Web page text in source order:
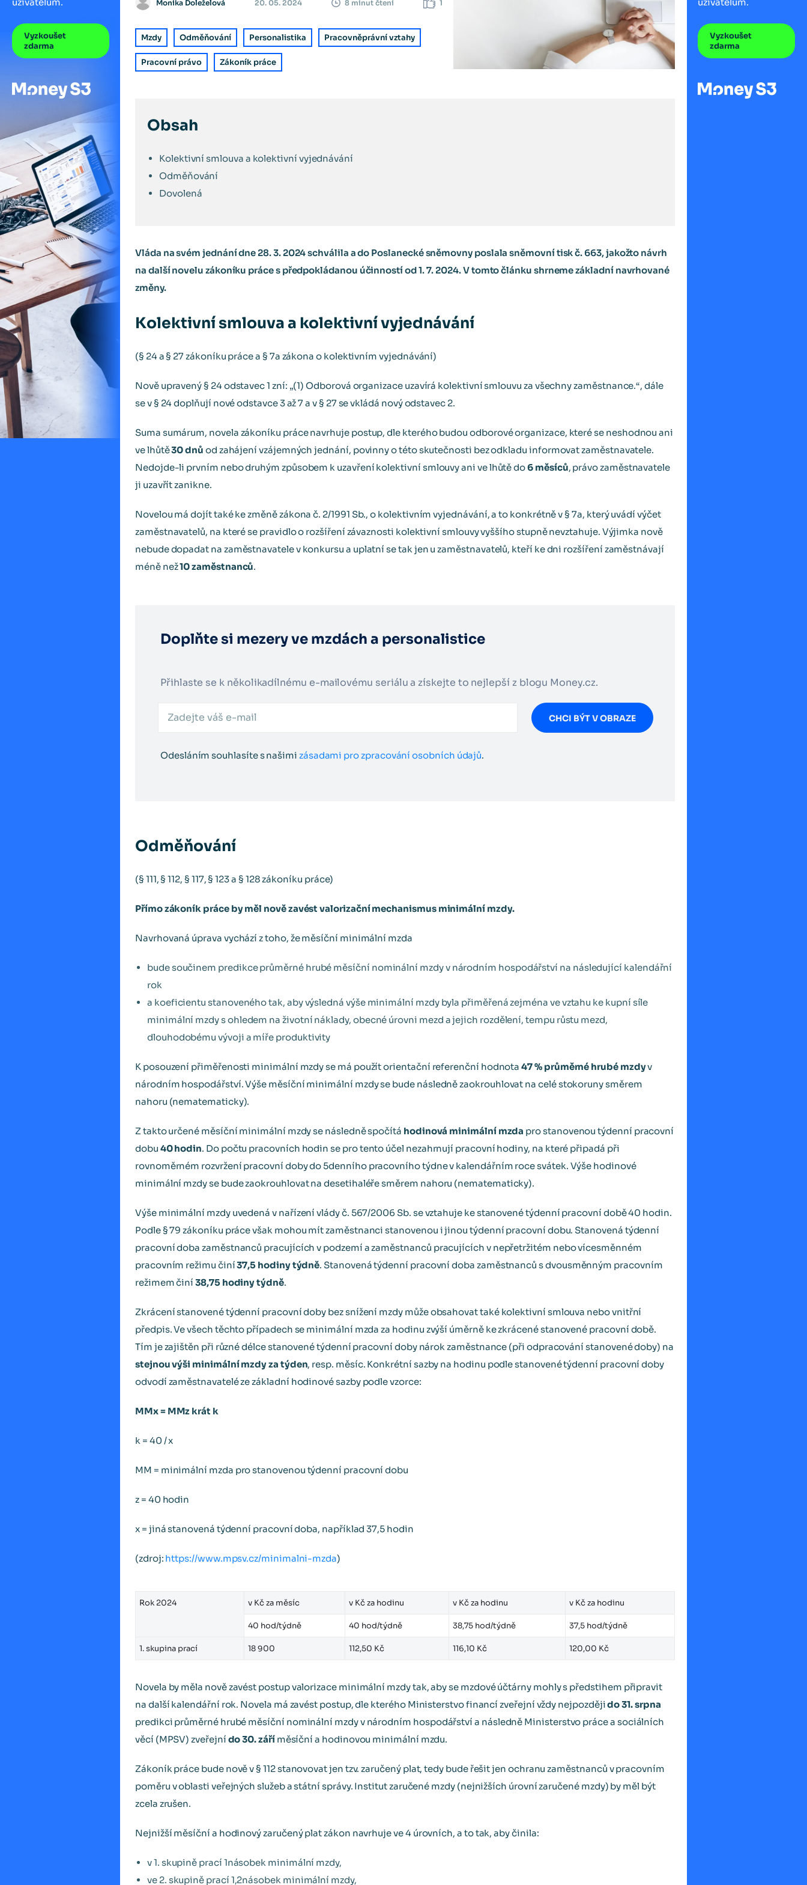
Vyzkoušet
zdarma
Monika Doleželová 20. 05. 2024 8 minut čtení 1
Mzdy Odměňování Personalistika Pracovněprávní vztahy
Pracovní právo Zákoník práce
Obsah
Kolektivní smlouva a kolektivní vyjednávání
Odměňování
Dovolená
Vláda na svém jednání dne 28. 3. 2024 schválila a do Poslanecké sněmovny poslala sněmovní tisk č. 663, jakožto návrh
na další novelu zákoníku práce s předpokládanou účinností od 1. 7. 2024. V tomto článku shrneme základní navrhované
změny.
Kolektivní smlouva a kolektivní vyjednávání
(§ 24 a § 27 zákoníku práce a § 7a zákona o kolektivním vyjednávání)
Nově upravený § 24 odstavec 1 zní: „(1) Odborová organizace uzavírá kolektivní smlouvu za všechny zaměstnance.“, dále
se v § 24 doplňují nové odstavce 3 až 7 a v § 27 se vkládá nový odstavec 2.
Suma sumárum, novela zákoníku práce navrhuje postup, dle kterého budou odborové organizace, které se neshodnou ani
ve lhůtě30 dnů od zahájení vzájemných jednání, povinny o této skutečnosti bez odkladu informovat zaměstnavatele.
Nedojde-li prvním nebo druhým způsobem k uzavření kolektivní smlouvy ani ve lhůtě do6 měsíců, právo zaměstnavatele
ji uzavřít zanikne.
Novelou má dojít také ke změně zákona č. 2/1991 Sb., o kolektivním vyjednávání, a to konkrétně v § 7a, který uvádí výčet
zaměstnavatelů, na které se pravidlo o rozšíření závaznosti kolektivní smlouvy vyššího stupně nevztahuje. Výjimka nově
nebude dopadat na zaměstnavatele v konkursu a uplatní se tak jen u zaměstnavatelů, kteří ke dni rozšíření zaměstnávají
méně než10 zaměstnanců.
Doplňte si mezery ve mzdách a personalistice
Přihlaste se k několikadílnému e-mailovému seriálu a získejte to nejlepší z blogu Money.cz.
CHCI BÝT V OBRAZE
Odesláním souhlasíte s našimi zásadami pro zpracování osobních údajů.
Odměňování
(§ 111, § 112, § 117, § 123 a § 128 zákoníku práce)
Přímo zákoník práce by měl nově zavést valorizační mechanismus minimální mzdy.
Navrhovaná úprava vychází z toho, že měsíční minimální mzda
bude součinem predikce průměrné hrubé měsíční nominální mzdy v národním hospodářství na následující kalendářní
rok
a koeficientu stanoveného tak, aby výsledná výše minimální mzdy byla přiměřená zejména ve vztahu ke kupní síle
minimální mzdy s ohledem na životní náklady, obecné úrovni mezd a jejich rozdělení, tempu růstu mezd,
dlouhodobému vývoji a míře produktivity
K posouzení přiměřenosti minimální mzdy se má použít orientační referenční hodnota47 % průměrné hrubé mzdyv
národním hospodářství. Výše měsíční minimální mzdy se bude následně zaokrouhlovat na celé stokoruny směrem
nahoru (nematematicky).
Z takto určené měsíční minimální mzdy se následně spočítá hodinová minimální mzda pro stanovenou týdenní pracovní
dobu 40 hodin. Do počtu pracovních hodin se pro tento účel nezahrnují pracovní hodiny, na které připadá při
rovnoměrném rozvržení pracovní doby do 5denního pracovního týdne v kalendářním roce svátek. Výše hodinové
minimální mzdy se bude zaokrouhlovat na desetihaléře směrem nahoru (nematematicky).
Výše minimální mzdy uvedená v nařízení vlády č. 567/2006 Sb. se vztahuje ke stanovené týdenní pracovní době 40 hodin.
Podle § 79 zákoníku práce však mohou mít zaměstnanci stanovenou i jinou týdenní pracovní dobu. Stanovená týdenní
pracovní doba zaměstnanců pracujících v podzemí a zaměstnanců pracujících v nepřetržitém nebo vícesměnném
pracovním režimu činí37,5 hodiny týdně. Stanovená týdenní pracovní doba zaměstnanců s dvousměnným pracovním
režimem činí38,75 hodiny týdně.
Zkrácení stanovené týdenní pracovní doby bez snížení mzdy může obsahovat také kolektivní smlouva nebo vnitřní
předpis. Ve všech těchto případech se minimální mzda za hodinu zvýší úměrně ke zkrácené stanovené pracovní době.
Tím je zajištěn při různé délce stanovené týdenní pracovní doby nárok zaměstnance (při odpracování stanovené doby) na
stejnou výši minimální mzdy za týden, resp. měsíc. Konkrétní sazby na hodinu podle stanovené týdenní pracovní doby
odvodí zaměstnavatelé ze základní hodinové sazby podle vzorce:
MMx = MMz krát k
k = 40 / x
MM = minimální mzda pro stanovenou týdenní pracovní dobu
z = 40 hodin
x = jiná stanovená týdenní pracovní doba, například 37,5 hodin
(zdroj: https://www.mpsv.cz/minimalni-mzda)
Rok 2024 v Kč za měsíc v Kč za hodinu v Kč za hodinu v Kč za hodinu
40 hod/týdně 40 hod/týdně 38,75 hod/týdně 37,5 hod/týdně
1. skupina prací 18 900 112,50 Kč 116,10 Kč 120,00 Kč
Novela by měla nově zavést postup valorizace minimální mzdy tak, aby se mzdové účtárny mohly s předstihem připravit
na další kalendářní rok. Novela má zavést postup, dle kterého Ministerstvo financí zveřejní vždy nejpozdějido 31. srpna
predikci průměrné hrubé měsíční nominální mzdy v národním hospodářství a následně Ministerstvo práce a sociálních
věcí (MPSV) zveřejní do 30. záříměsíční a hodinovou minimální mzdu.
Zákoník práce bude nově v § 112 stanovovat jen tzv. zaručený plat, tedy bude řešit jen ochranu zaměstnanců v pracovním
poměru v oblasti veřejných služeb a státní správy. Institut zaručené mzdy (nejnižších úrovní zaručené mzdy) by měl být
zcela zrušen.
Nejnižší měsíční a hodinový zaručený plat zákon navrhuje ve 4 úrovních, a to tak, aby činila:
v 1. skupině prací 1násobek minimální mzdy,
ve 2. skupině prací 1,2násobek minimální mzdy,
Vyzkoušet
zdarma